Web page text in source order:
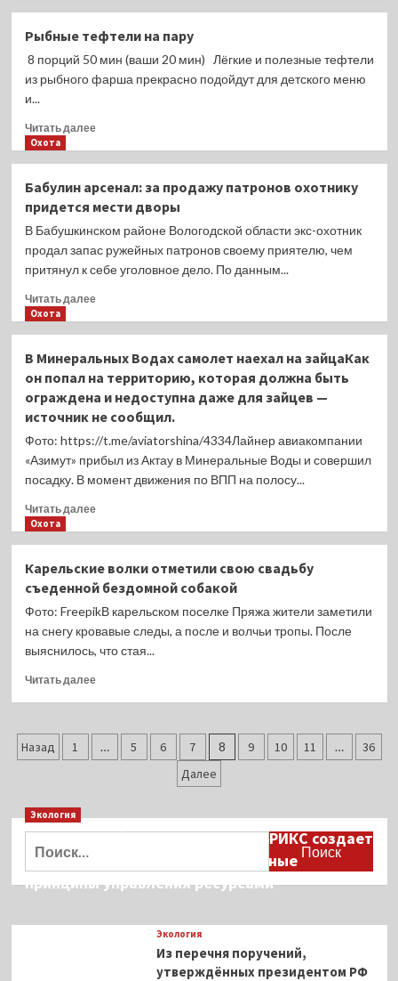
фаршированные
печенью
трески
Рыбные тефтели на пару
8 порций 50 мин (ваши 20 мин) Лёгкие и полезные тефтели
из рыбного фарша прекрасно подойдут для детского меню
и...
Читать далееПрочитать
тефтели
на
пару
Охота
Бабулин арсенал: за продажу патронов охотнику
придется мести дворы
В Бабушкинском районе Вологодской области экс-охотник
продал запас ружейных патронов своему приятелю, чем
притянул к себе уголовное дело. По данным...
Читать далееПрочитать
арсенал:
за
продажу
патронов
придется
мести
дворы
Охота
В Минеральных Водах самолет наехал на зайцаКак
он попал на территорию, которая должна быть
ограждена и недоступна даже для зайцев —
источник не сообщил.
Фото: https://t.me/aviatorshina/4334Лайнер авиакомпании
«Азимут» прибыл из Актау в Минеральные Воды и совершил
посадку. В момент движения по ВПП на полосу...
Читать далееПрочитать
Минеральных
Водах
самолет
зайцаКак
он
которая
должна
не
Охота
Карельские волки отметили свою свадьбу
съеденной бездомной собакой
Фото: FreepikВ карельском поселке Пряжа жители заметили
на снегу кровавые следы, а после и волчьи тропы. После
выяснилось, что стая...
Читать далееПрочитать
отметили
бездомной
Пагинация
Назад 1 … 5 6 7 8 9 10 11 …
36
Далее
Экология
Дмитрий Кобылкин: площадка БРИКС создает
возможность сформировать единые
принципы управления ресурсами
Экология
Из перечня поручений,
утверждённых президентом РФ